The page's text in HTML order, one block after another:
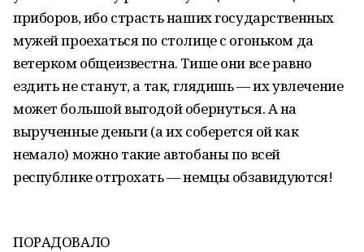
приборов, ибо страсть наших государственных
мужей проехаться по столице с огоньком да
ветерком общеизвестна. Тише они все равно
ездить не станут, а так, глядишь — их увлечение
может большой выгодой обернуться. А на
вырученные деньги (а их соберется ой как
немало) можно такие автобаны по всей
республике отгрохать — немцы обзавидуются!
ПОРАДОВАЛО